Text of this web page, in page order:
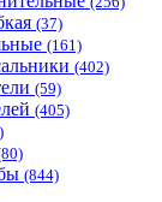
(37)
(161)
(402)
(59)
(405)
(844)